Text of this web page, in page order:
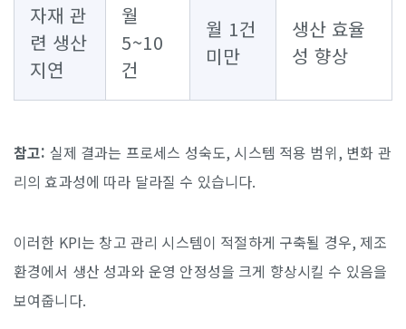
자재 관
련 생산
지연
월
5~10
건
월 1건
미만
생산 효율
성 향상
참고: 실제 결과는 프로세스 성숙도, 시스템 적용 범위, 변화 관
리의 효과성에 따라 달라질 수 있습니다.
이러한 KPI는 창고 관리 시스템이 적절하게 구축될 경우, 제조
환경에서 생산 성과와 운영 안정성을 크게 향상시킬 수 있음을
보여줍니다.